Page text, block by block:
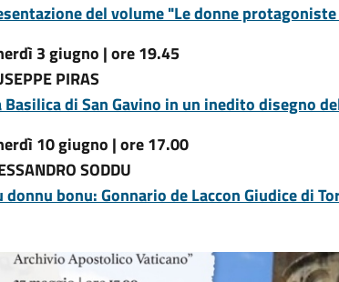
del volume "Le donne
3 giugno | ore 19.45
PIRAS
Basilica di San Gavino in un inedito disegno
10 giugno | ore 17.00
SODDU
donnu bonu: Gonnario de Laccon Giudice di